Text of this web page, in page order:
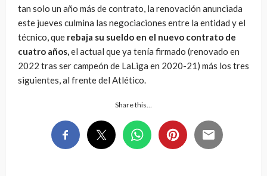
tan solo un año más de contrato, la renovación anunciada
este jueves culmina las negociaciones entre la entidad y el
técnico, que rebaja su sueldo en el nuevo contrato de
cuatro años,el actual que ya tenía firmado (renovado en
2022 tras ser campeón de LaLiga en 2020-21) más los tres
siguientes, al frente del Atlético.
Share this…